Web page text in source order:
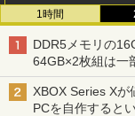
1時間
DDR5メモリの
64GB×2枚組は一
XBOX Series Xが
PCを自作すると